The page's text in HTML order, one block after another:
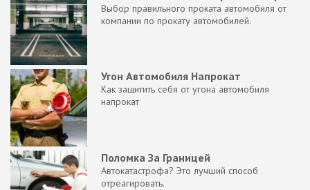
Выбор правильного проката автомобиля от
компании по прокату автомобилей.
Угон Автомобиля Напрокат
Как защитить себя от угона автомобиля
напрокат
Поломка За Границей
Автокатастрофа? Это лучший способ
отреагировать.